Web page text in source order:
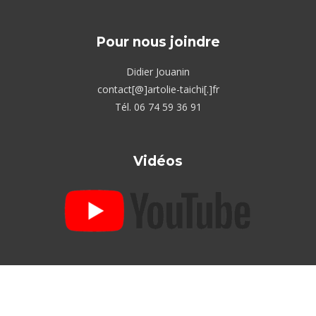
Pour nous joindre
Didier Jouanin
contact[@]artolie-taichi[.]fr
Tél. 06 74 59 36 91
Vidéos